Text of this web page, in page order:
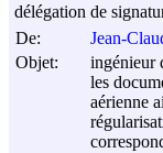
De:
Jean-
Objet:
ingénieur
les
aérienne
délégation de